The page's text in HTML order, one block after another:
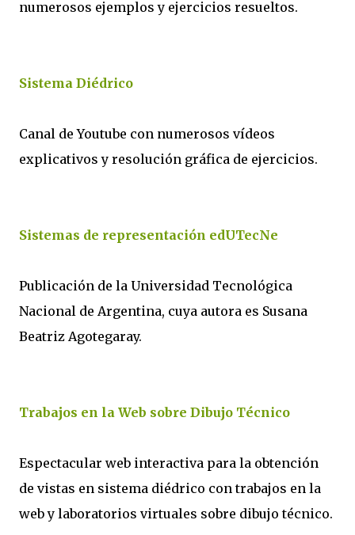
numerosos ejemplos y ejercicios resueltos.
Sistema Diédrico
Canal de Youtube con numerosos vídeos
explicativos y resolución gráfica de ejercicios.
Sistemas de representación edUTecNe
Publicación de la Universidad Tecnológica
Nacional de Argentina, cuya autora es Susana
Beatriz Agotegaray.
Trabajos en la Web sobre Dibujo Técnico
Espectacular web interactiva para la obtención
de vistas en sistema diédrico con trabajos en la
web y laboratorios virtuales sobre dibujo técnico.